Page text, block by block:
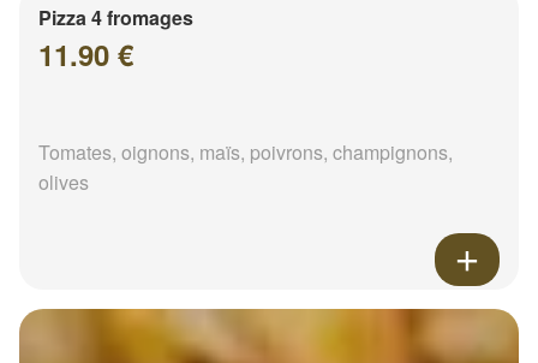
Pizza 4 fromages
11.90 €
Tomates, oignons, maïs, poivrons, champignons,
olives